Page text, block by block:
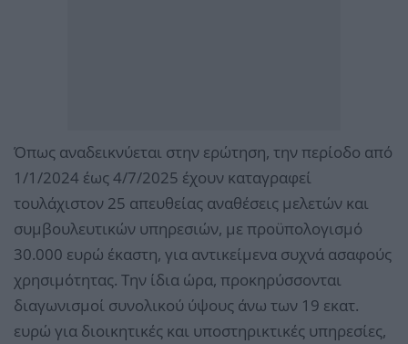
Όπως αναδεικνύεται στην ερώτηση, την περίοδο από
1/1/2024 έως 4/7/2025 έχουν καταγραφεί
τουλάχιστον 25 απευθείας αναθέσεις μελετών και
συμβουλευτικών υπηρεσιών, με προϋπολογισμό
30.000 ευρώ έκαστη, για αντικείμενα συχνά ασαφούς
χρησιμότητας. Την ίδια ώρα, προκηρύσσονται
διαγωνισμοί συνολικού ύψους άνω των 19 εκατ.
ευρώ για διοικητικές και υποστηρικτικές υπηρεσίες,